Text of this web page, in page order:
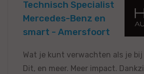
Technisch Specialist
Mercedes-Benz en
smart - Amersfoort
Wat je kunt verwachten als je
Dit, en meer. Meer impact.